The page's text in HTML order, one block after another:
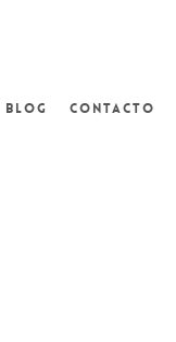
Blog Contacto